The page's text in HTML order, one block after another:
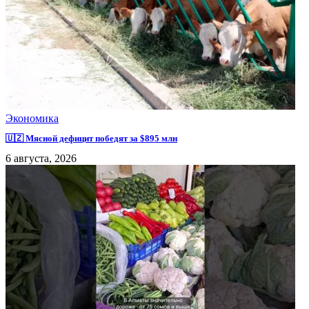
Экономика
🇺🇿 Мясной дефицит победят за $895 млн
6 августа, 2026